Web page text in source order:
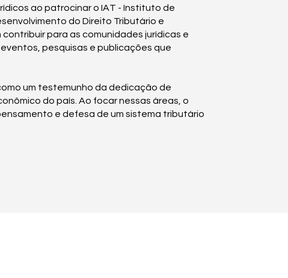
ao patrocinar o IAT - Instituto de
do Direito Tributário e
para as comunidades jurídicas e
pesquisas e publicações que
um testemunho da dedicação de
do país. Ao focar nessas áreas, o
e defesa de um sistema tributário